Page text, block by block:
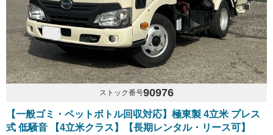
ストック番号90976
【一般ゴミ・ペットボトル回収対応】極東製 4立米 プレス
式 低騒音 【4立米クラス】【長期レンタル・リース可】